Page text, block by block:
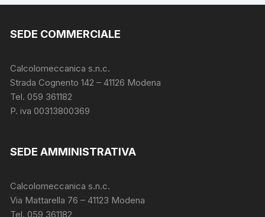
SEDE COMMERCIALE
Calcolomeccanica s.n.c.
Strada Cognento 142 – 41126 Modena
Tel. 059 361182
P. iva 00313800369
SEDE AMMINISTRATIVA
Calcolomeccanica s.n.c.
Via Mattarella 76 – 41123 Modena
Tel. 059 361182